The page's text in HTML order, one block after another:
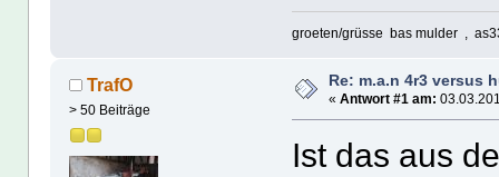
groeten/grüsse bas mulder ,
TrafO
> 50 Beiträge
Re: m.a.n 4r3 versus
« Antwort #1 am:
Ist das aus